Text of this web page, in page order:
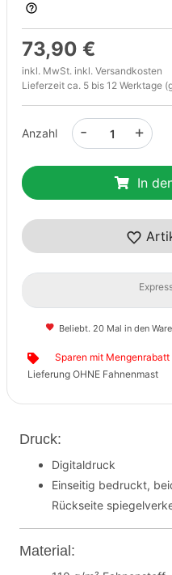
73,90 €
inkl. MwSt. inkl. Versandkosten
Lieferzeit ca. 5 bis 12 Werktage
Anzahl +
-
In
Beliebt. 20 Mal in den
Sparen mit Mengenrabatt
Lieferung OHNE Fahnenmast
Druck:
Digitaldruck
Einseitig bedruckt,
Rückseite
Material: